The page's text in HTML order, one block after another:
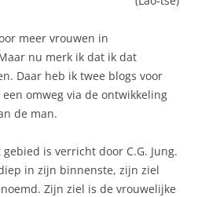
meer vrouwen in
nu merk ik dat ik dat
Daar heb ik twee blogs voor
omweg via de ontwikkeling
de man.
is verricht door C.G. Jung.
in zijn binnenste, zijn ziel
Zijn ziel is de vrouwelijke